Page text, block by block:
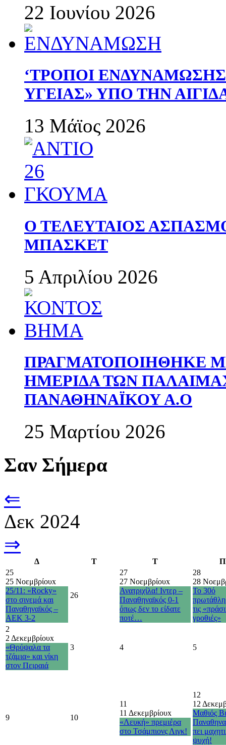
22 Ιουνίου 2026
‘ΤΡΟΠΟΙ
ΥΓΕΙΑΣ» ΥΠΟ ΤΗΝ
13 Μάϊος 2026
Ο ΤΕΛΕΥΤΑΙΟΣ
ΜΠΑΣΚΕΤ
5 Απριλίου 2026
ΠΡΑΓΜΑΤΟΠΟΙΗΘΗΚΕ
ΗΜΕΡΙΔΑ ΤΩΝ
ΠΑΝΑΘΗΝΑΪΚΟΥ Α.Ο
25 Μαρτίου 2026
Σαν Σήμερα
⇐
Δεκ 2024
⇒
Δ Τ Τ
Π
25
25 Νοεμβρίουx
25/11: «Rocky»
στο σινεμά και
Παναθηναϊκός –
ΑΕΚ 3-2
26
27
27 Νοεμβρίουx
Ανατριχίλα! Ιντερ –
Παναθηναϊκός 0-1
όπως δεν το είδατε
ποτέ…
28
28
Το 30ό
τις
γροθιές»
2
2 Δεκεμβρίουx
«Θρύψαλα τα
τζάμια» και νίκη
στον Πειραιά
3 4 5
9 10
11
11 Δεκεμβρίουx
«Λευκή» πρεμιέρα
στο Τσάμπιονς Λιγκ!
12
12
Μαθιός
πει
ψυχή!